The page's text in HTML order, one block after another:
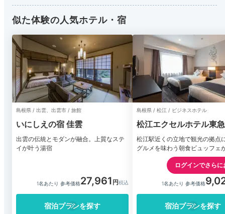
似た体験の人気ホテル・宿
島根県 / 出雲、出雲市 / 旅館
いにしえの宿 佳雲
出雲の伝統とモダンが融合。上質なステ
イが叶う湯宿
1名あたり 参考価格27,961
宿泊プランを探す
島根県 / 松江 / ビジネスホテル
松江エクセルホテル東急
松江駅近くの立地で観光の拠点
グルメを味わう朝食ビュッフェ
ログインでさらに
1名あたり 参考価格
宿泊プランを探す